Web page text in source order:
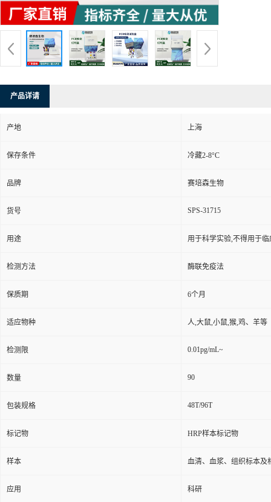
产品详请
产地 上海
保存条件 冷藏2-8°C
品牌 赛培森生物
货号 SPS-31715
用途 用于科学实验,不得用于临
检测方法 酶联免疫法
保质期 6个月
适应物种 人,大鼠,小鼠,猴,鸡、羊等
检测限 0.01pg/mL~
数量 90
包装规格 48T/96T
标记物 HRP样本标记物
样本 血清、血浆、组织标本及
应用 科研